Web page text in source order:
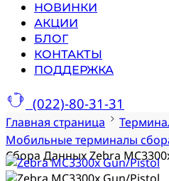
НОВИНКИ
АКЦИИ
БЛОГ
КОНТАКТЫ
ПОДДЕРЖКА
(022)-80-31-31
Главная страница
Мобильные терминалы
Сбора Данных Zebra